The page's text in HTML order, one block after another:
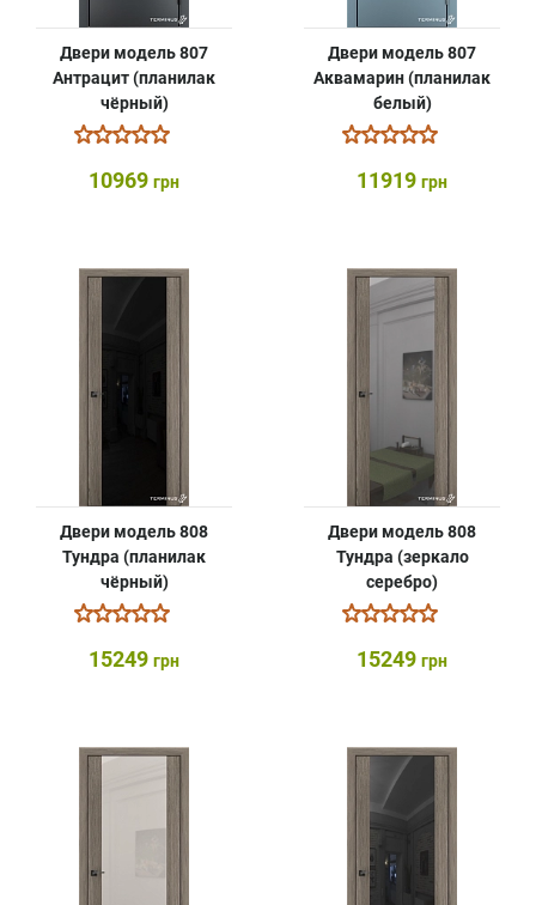
Двери модель 807
Антрацит (планилак
чёрный)
10969 грн
Двери модель 807
Аквамарин (планилак
белый)
11919 грн
Двери модель 808
Тундра (планилак
чёрный)
15249 грн
Двери модель 808
Тундра (зеркало
серебро)
15249 грн